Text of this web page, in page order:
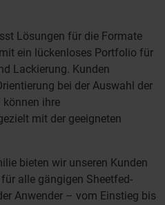
Lösungen für die Formate
ein lückenloses Portfolio für
Lackierung. Kunden
bei der Auswahl der
können ihre
mit der geeigneten
bieten wir unseren Kunden
alle gängigen Sheetfed-
Anwender – vom Einstieg bis